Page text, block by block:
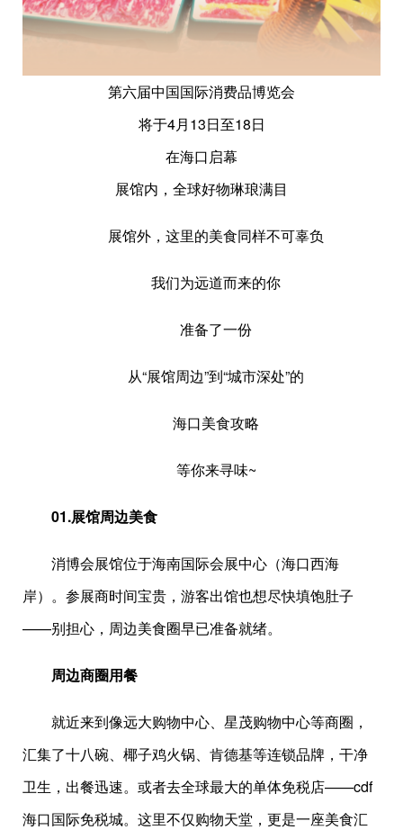
第六届中国国际消费品博览会
将于4月13日至18日
在海口启幕
展馆内，全球好物琳琅满目
展馆外，这里的美食同样不可辜负
我们为远道而来的你
准备了一份
从“展馆周边”到“城市深处”的
海口美食攻略
等你来寻味~
01.展馆周边美食
消博会展馆位于海南国际会展中心（海口西海
岸）。参展商时间宝贵，游客出馆也想尽快填饱肚子
——别担心，周边美食圈早已准备就绪。
周边商圈用餐
就近来到像远大购物中心、星茂购物中心等商圈，
汇集了十八碗、椰子鸡火锅、肯德基等连锁品牌，干净
卫生，出餐迅速。或者去全球最大的单体免税店——cdf
海口国际免税城。这里不仅购物天堂，更是一座美食汇